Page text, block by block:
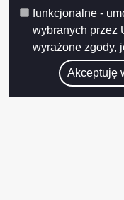
funkcjonalne -
wybranych przez
wyrażone zgody,
Akceptuję